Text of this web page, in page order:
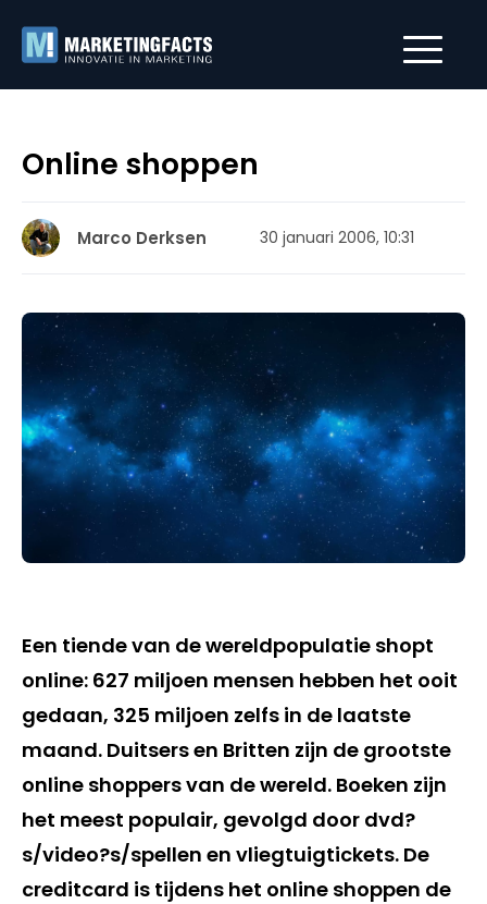
Online shoppen
Marco Derksen 30 januari 2006, 10:31
Een tiende van de wereldpopulatie shopt
online: 627 miljoen mensen hebben het ooit
gedaan, 325 miljoen zelfs in de laatste
maand. Duitsers en Britten zijn de grootste
online shoppers van de wereld. Boeken zijn
het meest populair, gevolgd door dvd?
s/video?s/spellen en vliegtuigtickets. De
creditcard is tijdens het online shoppen de